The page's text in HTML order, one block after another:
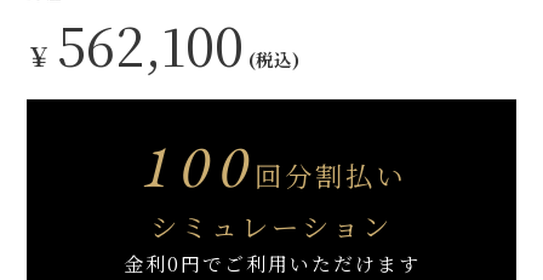
￥ 562,100 (税込)
100回分割払い
シミュレーション
金利0円でご利用いただけます